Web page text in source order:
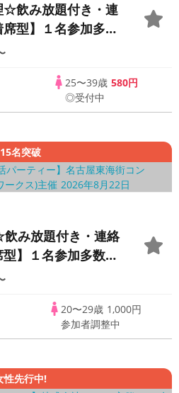
☆飲み放題付き・連
型】１名参加多
25〜39歳 580円
◎受付中
15名突破
み放題付き・連絡
】１名参加多数・
ワークス主催☆
20〜29歳 1,000円
参加者調整中
性先行中!